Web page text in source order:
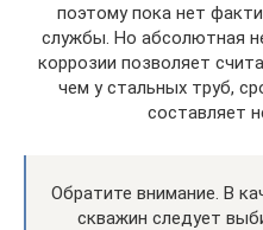
поэтому пока нет
службы. Но абсолютная
коррозии позволяет
чем у стальных труб,
составляет
Обратите внимание. В
скважин следует